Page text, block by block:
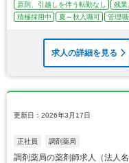
原則、引越しを伴う転勤なし
残業
積極採用中
夏～秋入職可 管理
求人の詳細を見る
更新日：2026年3月17日
正社員 調剤薬局
調剤薬局の薬剤師求人（法人